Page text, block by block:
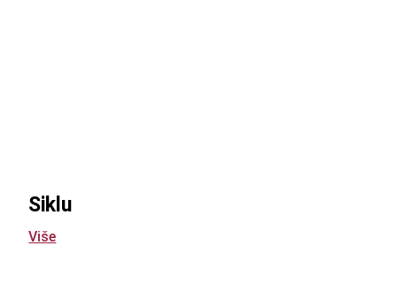
Siklu
Više